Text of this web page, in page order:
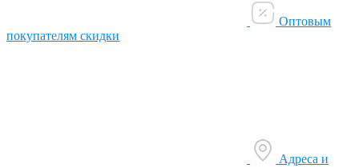
Оптовым
покупателям скидки
Адреса и